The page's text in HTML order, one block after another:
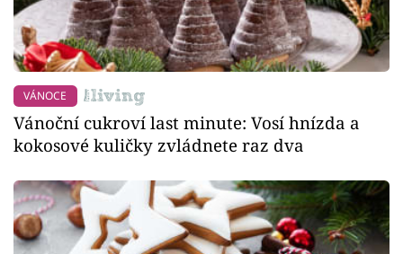
VÁNOCE
Vánoční cukroví last minute: Vosí hnízda a
kokosové kuličky zvládnete raz dva